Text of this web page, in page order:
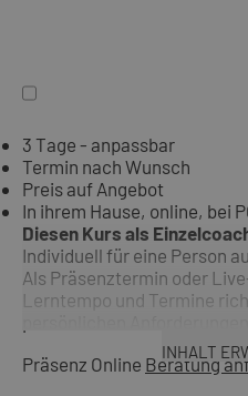
3 Tage - anpassbar
Termin nach Wunsch
Preis auf Angebot
In ihrem Hause, online, bei
Diesen Kurs als
Individuell für eine Person
Als Präsenztermin oder
Lerntempo und Termine
INHALT
Präsenz Online Beratung